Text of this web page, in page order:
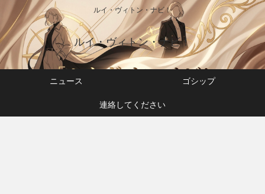
ルイ・ヴィトン・ナビ！
ルイ・ヴィトン・ナビ！
ニュース ゴシップ
連絡してください